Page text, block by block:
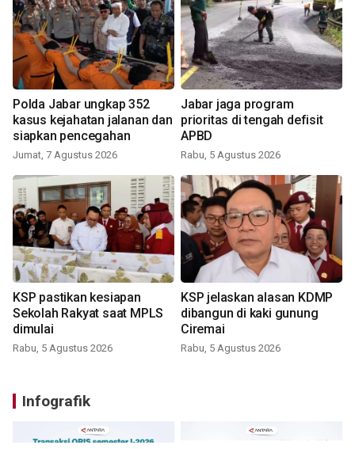
Polda Jabar ungkap 352
kasus kejahatan jalanan dan
siapkan pencegahan
Jumat, 7 Agustus 2026
Jabar jaga program
prioritas di tengah defisit
APBD
Rabu, 5 Agustus 2026
KSP pastikan kesiapan
Sekolah Rakyat saat MPLS
dimulai
Rabu, 5 Agustus 2026
KSP jelaskan alasan KDMP
dibangun di kaki gunung
Ciremai
Rabu, 5 Agustus 2026
Infografik